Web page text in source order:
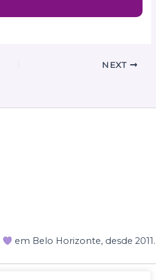
NEXT
em Belo Horizonte, desde 2011.